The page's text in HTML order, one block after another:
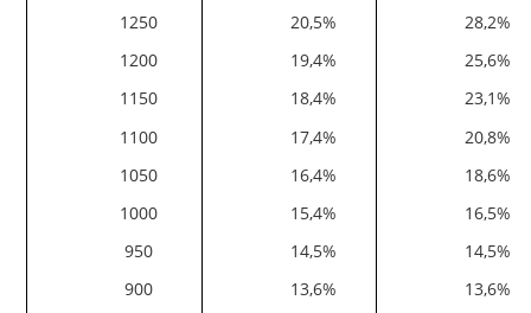
1250
1200
1150
1100
1050
1000
950
900
20,5%
19,4%
18,4%
17,4%
16,4%
15,4%
14,5%
13,6%
28,2%
25,6%
23,1%
20,8%
18,6%
16,5%
14,5%
13,6%